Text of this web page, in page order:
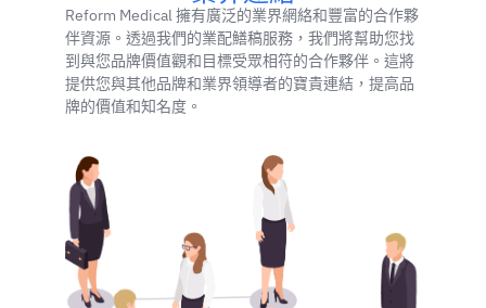
Reform Medical 擁有廣泛的業界網絡和豐富的合作夥
伴資源。透過我們的業配鱔稿服務，我們將幫助您找
到與您品牌價值觀和目標受眾相符的合作夥伴。這將
提供您與其他品牌和業界領導者的寶貴連結，提高品
牌的價值和知名度。